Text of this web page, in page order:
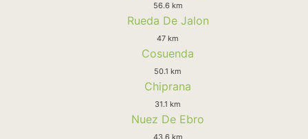
56.6 km
Rueda De Jalon
47 km
Cosuenda
50.1 km
Chiprana
31.1 km
Nuez De Ebro
43.6 km